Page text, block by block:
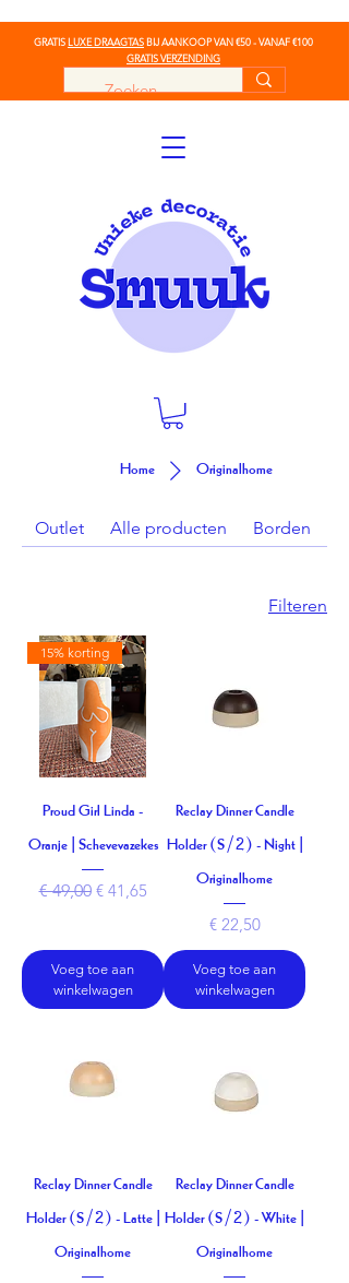
GRATISLUXE DRAAGTASBIJ AANKOOP VAN €50 - VANAF €100
GRATIS VERZENDING
Home Originalhome
Outlet Alle producten Borden
Filteren
15% korting
Proud Girl Linda -
Oranje | Schevevazekes
Normale prijs
€ 49,00 Verkoopprijs
€ 41,65
Voeg toe aan
winkelwagen
Reclay Dinner Candle
Holder (S/2) - Night |
Originalhome
Prijs
€ 22,50
Voeg toe aan
winkelwagen
Reclay Dinner Candle
Holder (S/2) - Latte |
Originalhome
Reclay Dinner Candle
Holder (S/2) - White |
Originalhome